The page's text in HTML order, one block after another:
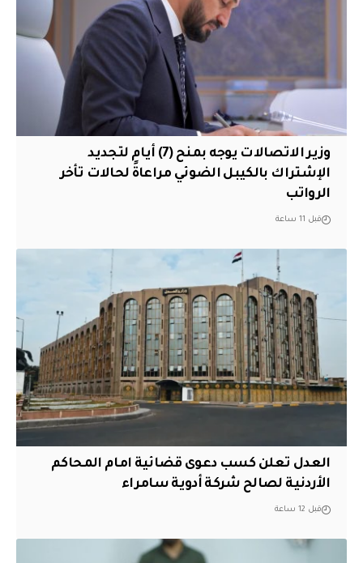
وزير الاتصالات يوجه بمنح (7) أيام لتجديد
الإشتراك بالكيبل الضوئي مراعاةً لحالات تأخر
الرواتب
قبل 11 ساعة
العدل تعلن كسب دعوى قضائية امام المحاكم
الأردنية لصالح شركة أدوية سامراء
قبل 12 ساعة